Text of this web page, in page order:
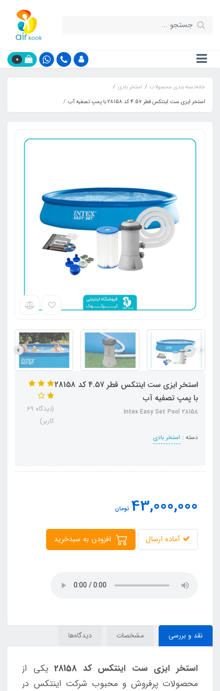
0
خانهدسته بندی محصولات
استخر بادی
استخر ایزی ست اینتکس قطر 4.57 کد 28158 با پمپ تصفیه آب
استخر ایزی ست اینتکس قطر 4.57 کد 28158
با پمپ تصفیه آب
Intex Easy Set Pool 28158
دسته : استخر بادی
(دیدگاه 69
کاربر)
43,000,000 تومان
آماده ارسال
نقد و بررسی مشخصات دیدگاه‌ها
استخر ایزی ست اینتکس کد 28158
یکی از
محصولات پرفروش و محبوب شرکت اینتکس در